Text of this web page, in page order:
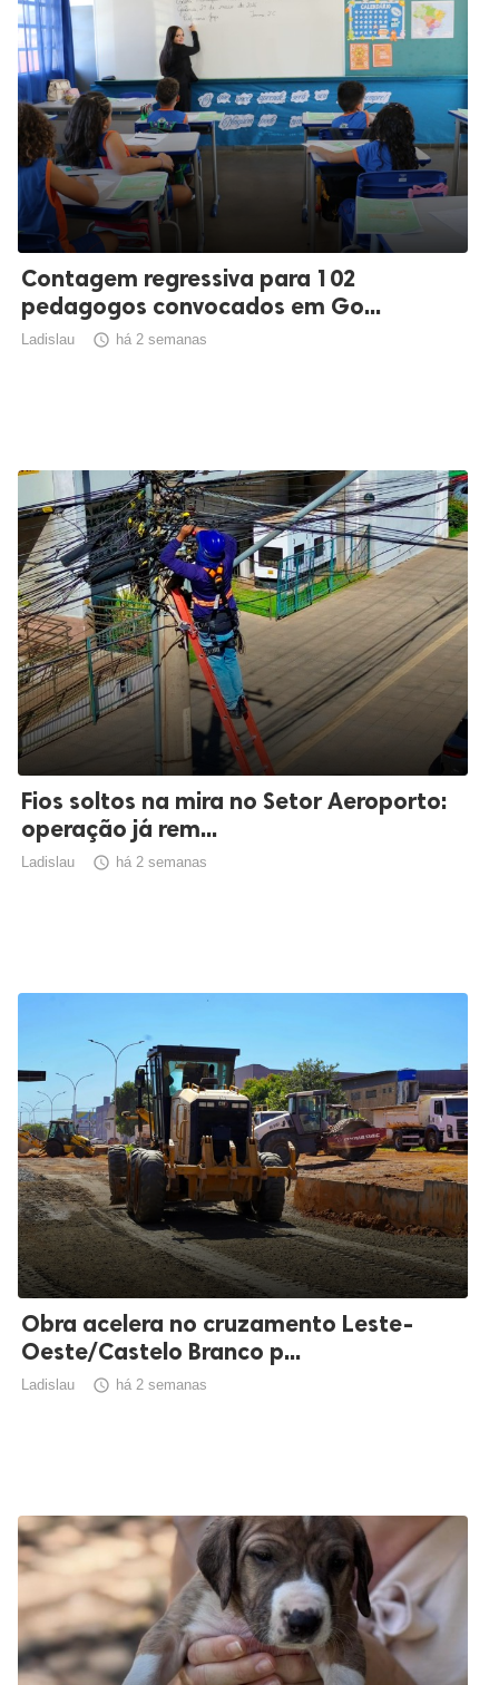
Contagem regressiva para 102
pedagogos convocados em Go...
Ladislau  há 2 semanas
Fios soltos na mira no Setor Aeroporto:
operação já rem...
Ladislau  há 2 semanas
Obra acelera no cruzamento Leste-
Oeste/Castelo Branco p...
Ladislau  há 2 semanas